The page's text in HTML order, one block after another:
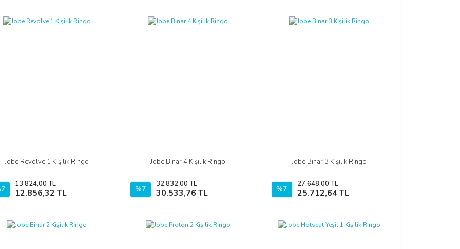
Jobe Revolve 1 Kişilik Ringo
13.824,00 TL
12.856,32 TL
İncele
Sepete Ekle
Jobe Bınar 4 Kişilik Ringo
%7
32.832,00 TL
30.533,76 TL
İncele
Sepete Ekle
Jobe Bınar 3 Kişilik Ringo
%7
27.648,00 TL
25.712,64 TL
İncele
Sepete Ekle